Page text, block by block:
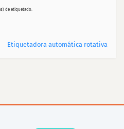
de etiquetado.
Etiquetadora automática rotativa